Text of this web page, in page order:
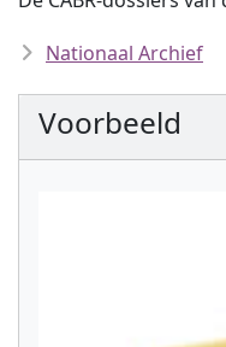
Nationaal Archief
Voorbeeld